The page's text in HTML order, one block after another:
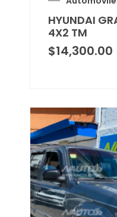
HYUNDAI
4X2 TM
$14,300.00